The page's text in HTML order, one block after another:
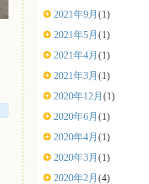
2021年9月 (1)
2021年5月 (1)
2021年4月 (1)
2021年3月 (1)
2020年12月 (1)
2020年6月 (1)
2020年4月 (1)
2020年3月 (1)
2020年2月 (4)